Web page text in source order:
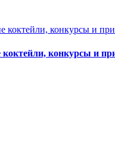
коктейли, конкурсы и